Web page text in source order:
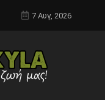
7 Αυγ, 2026